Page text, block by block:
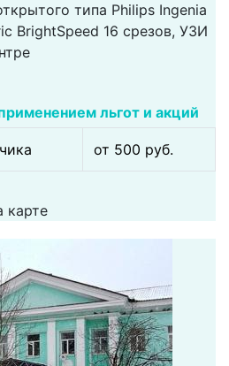
типа Philips Ingenia
BrightSpeed 16 срезов, УЗИ
льгот и акций
от 500 pуб.
карте